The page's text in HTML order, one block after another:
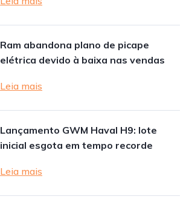
Ram abandona plano de picape
elétrica devido à baixa nas vendas
Leia mais
Lançamento GWM Haval H9: lote
inicial esgota em tempo recorde
Leia mais